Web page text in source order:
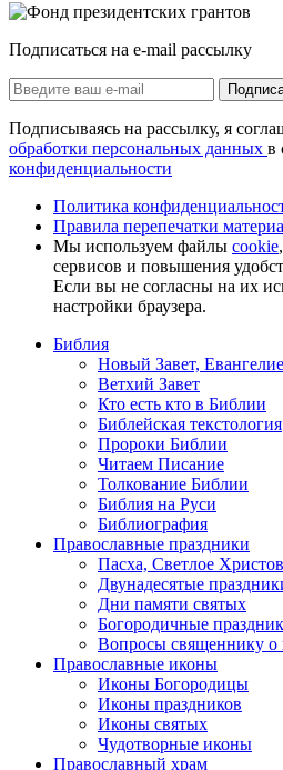
Подписаться на e-mail рассылку
Подписываясь на рассылку, я
обработки персональных данных в
конфиденциальности
Политика
Правила перепечатки
Мы используем файлы cookie
сервисов и повышения
Если вы не согласны на их
настройки браузера.
Библия
Новый Завет, Евангелие
Ветхий Завет
Кто есть кто в Библии
Библейская текстология
Пророки Библии
Читаем Писание
Толкование Библии
Библия на Руси
Библиография
Православные праздники
Пасха, Светлое
Двунадесятые
Дни памяти святых
Богородичные
Вопросы священнику о
Православные иконы
Иконы Богородицы
Иконы праздников
Иконы святых
Чудотворные иконы
Православный храм